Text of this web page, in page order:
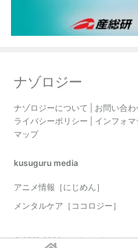
ナゾロジー
ナゾロジーについて お問い合わ
ライバシーポリシー
インフォ
マップ
kusuguru media
アニメ情報［にじめん］
メンタルケア［ココロジー］
© 2017-2026 nazology. all rights